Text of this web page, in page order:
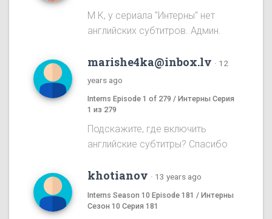
M K, у сериала "Интерны" нет
английских субтитров. Админ.
marishe4ka@inbox.lv · 12
years ago
Interns Episode 1 of 279 / Интерны Серия
1 из 279
Подскажите, где включить
английские субтитры? Спасибо
khotianov · 13 years ago
Interns Season 10 Episode 181 / Интерны
Сезон 10 Серия 181